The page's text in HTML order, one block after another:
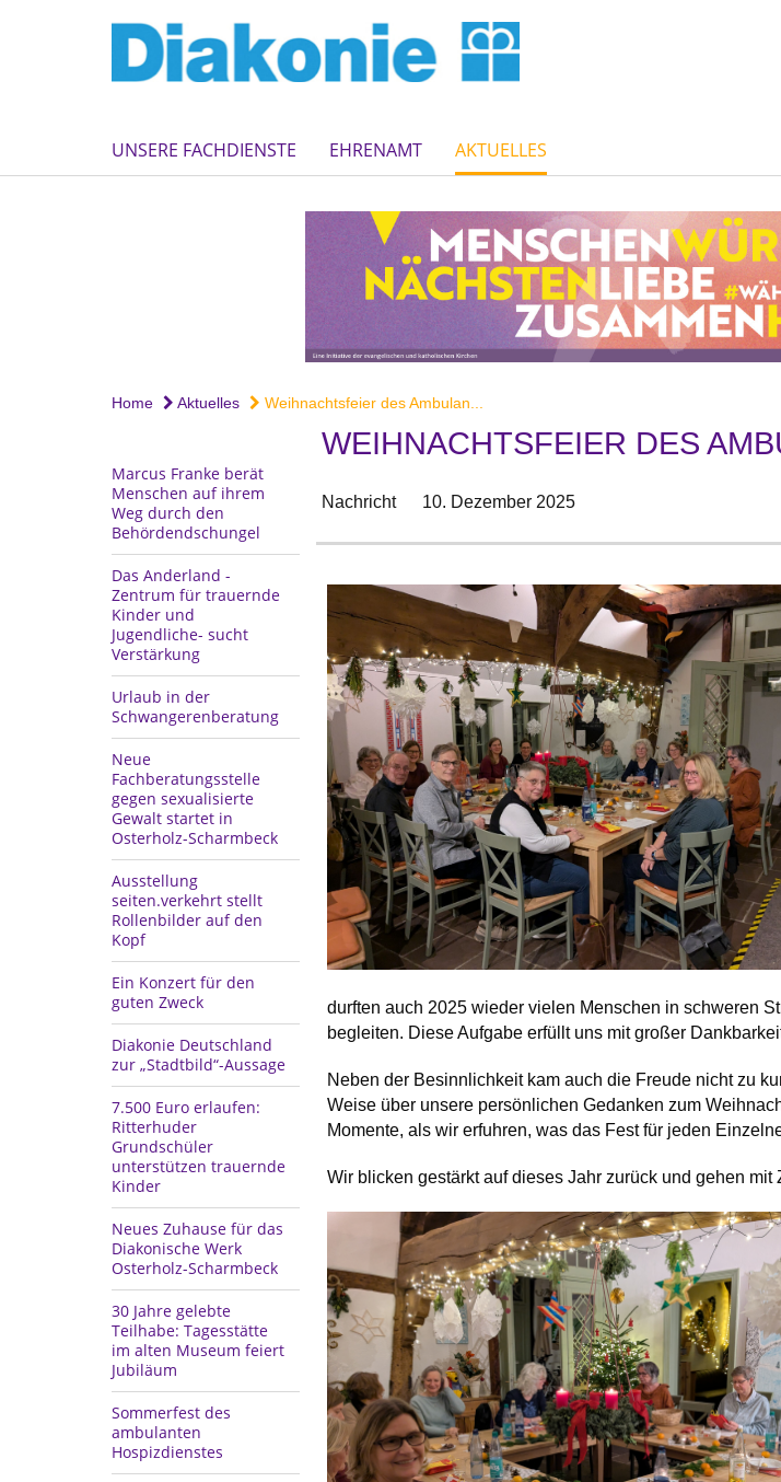
UNSERE FACHDIENSTE EHRENAMT AKTUELLES
Home Aktuelles Weihnachtsfeier des Ambulan...
Marcus Franke berät
Menschen auf ihrem
Weg durch den
Behördendschungel
Das Anderland -
Zentrum für trauernde
Kinder und
Jugendliche- sucht
Verstärkung
Urlaub in der
Schwangerenberatung
Neue
Fachberatungsstelle
gegen sexualisierte
Gewalt startet in
Osterholz-Scharmbeck
Ausstellung
seiten.verkehrt stellt
Rollenbilder auf den
Kopf
Ein Konzert für den
guten Zweck
Diakonie Deutschland
zur „Stadtbild“-Aussage
7.500 Euro erlaufen:
Ritterhuder
Grundschüler
unterstützen trauernde
Kinder
Neues Zuhause für das
Diakonische Werk
Osterholz-Scharmbeck
30 Jahre gelebte
Teilhabe: Tagesstätte
im alten Museum feiert
Jubiläum
Sommerfest des
ambulanten
Hospizdienstes
WEIHNACHTSFEIER DES
Nachricht 10. Dezember 2025
durften auch 2025 wieder vielen Menschen in schweren
begleiten. Diese Aufgabe erfüllt uns mit großer
Neben der Besinnlichkeit kam auch die Freude nicht zu
Weise über unsere persönlichen Gedanken zum
Momente, als wir erfuhren, was das Fest für jeden
Wir blicken gestärkt auf dieses Jahr zurück und gehen